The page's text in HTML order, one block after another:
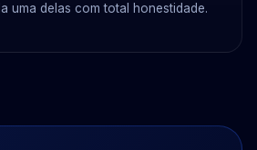
uma delas com total honestidade.